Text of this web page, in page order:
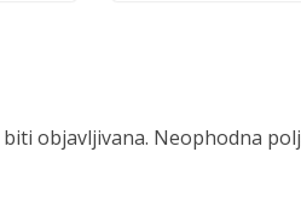
objavljivana. Neophodna